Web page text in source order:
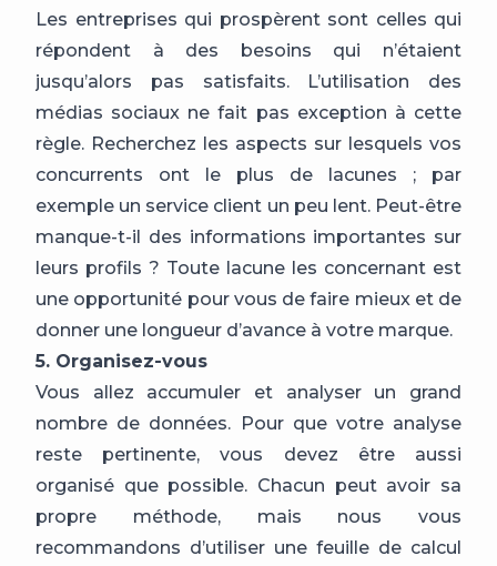
Les entreprises qui prospèrent sont celles qui
répondent à des besoins qui n’étaient
jusqu’alors pas satisfaits. L’utilisation des
médias sociaux ne fait pas exception à cette
règle. Recherchez les aspects sur lesquels vos
concurrents ont le plus de lacunes ; par
exemple un service client un peu lent. Peut-être
manque-t-il des informations importantes sur
leurs profils ? Toute lacune les concernant est
une opportunité pour vous de faire mieux et de
donner une longueur d’avance à votre marque.
5. Organisez-vous
Vous allez accumuler et analyser un grand
nombre de données. Pour que votre analyse
reste pertinente, vous devez être aussi
organisé que possible. Chacun peut avoir sa
propre méthode, mais nous vous
recommandons d’utiliser une feuille de calcul